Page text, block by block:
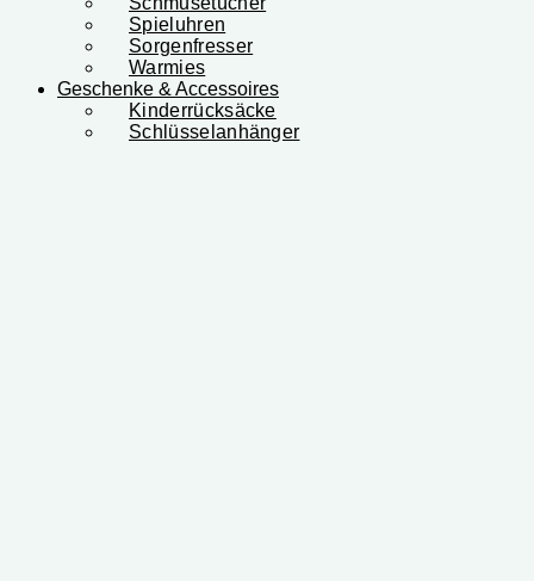
Spieluhren
Sorgenfresser
Warmies
Geschenke & Accessoires
Kinderrücksäcke
Schlüsselanhänger